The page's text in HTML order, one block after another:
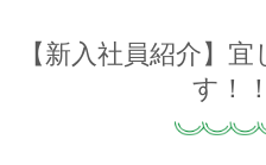
【新入社員紹介】
す！